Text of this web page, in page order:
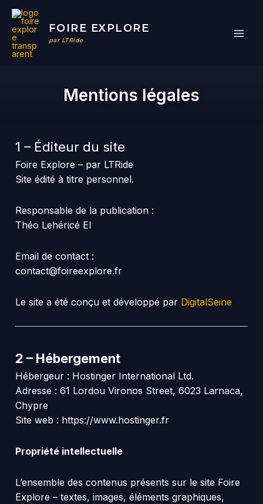
Aller
contenu
FOIRE EXPLORE
par LTRide
Mentions légales
1 – Éditeur du site
Foire Explore – par LTRide
Site édité à titre personnel.
Responsable de la publication :
Théo Lehéricé EI
Email de contact :
contact@foireexplore.fr
Le site a été conçu et développé par DigitalSeine
2 – Hébergement
Hébergeur : Hostinger International Ltd.
Adresse : 61 Lordou Vironos Street, 6023 Larnaca,
Chypre
Site web : https://www.hostinger.fr
Propriété intellectuelle
L’ensemble des contenus présents sur le site Foire
Explore – textes, images, éléments graphiques,